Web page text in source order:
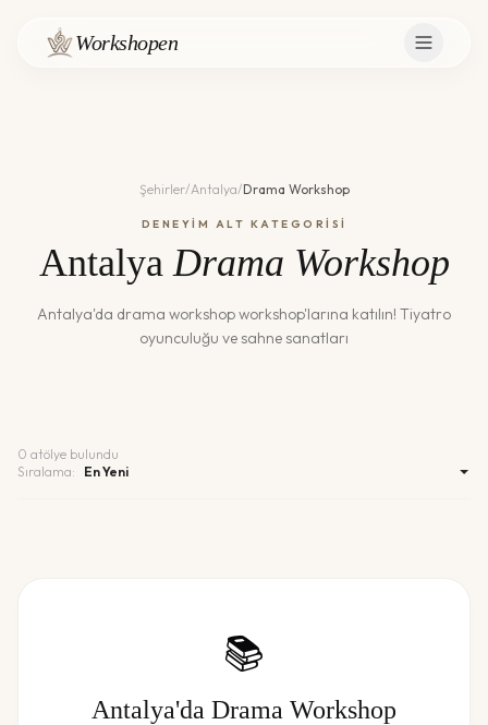
Workshopen
Şehirler/Antalya/Drama Workshop
DENEYİM ALT KATEGORİSİ
Antalya Drama Workshop
Antalya'da drama workshopworkshop'larına katılın! Tiyatro
oyunculuğu ve sahne sanatları
0 atölye bulundu
Sıralama:
📚
Antalya'da Drama Workshop